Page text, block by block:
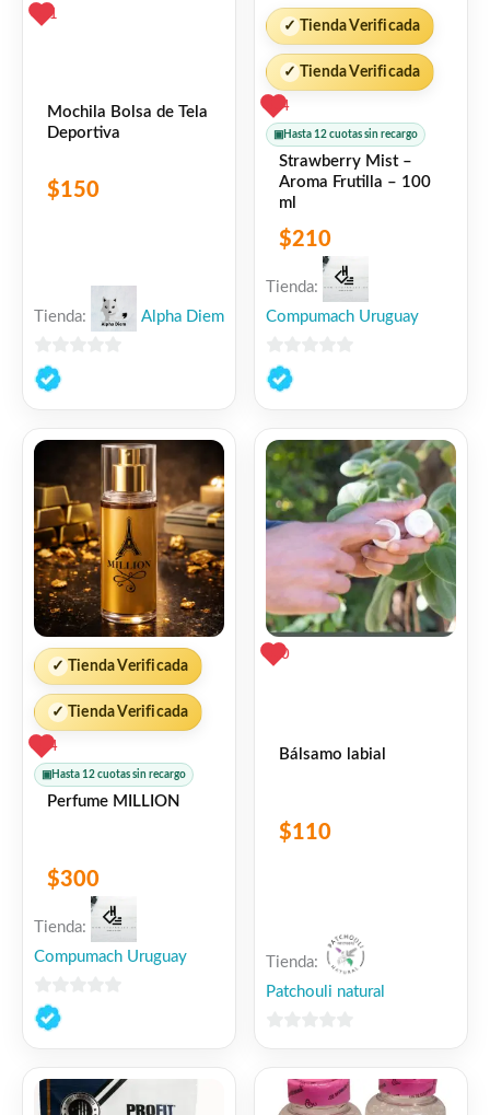
1
Mochila Bolsa de Tela
Deportiva
$150
Tienda: Alpha Diem
0
de
✓ Tienda Verificada
✓ Tienda Verificada
4
▣ Hasta 12 cuotas sin recargo
Strawberry Mist –
Aroma Frutilla – 100
ml
$210
Tienda:
Compumach Uruguay
0
de
✓ Tienda Verificada
✓ Tienda Verificada
4
▣ Hasta 12 cuotas sin recargo
Perfume MILLION
$300
Tienda:
Compumach Uruguay
0
de
0
Bálsamo labial
$110
Tienda:
Patchouli natural